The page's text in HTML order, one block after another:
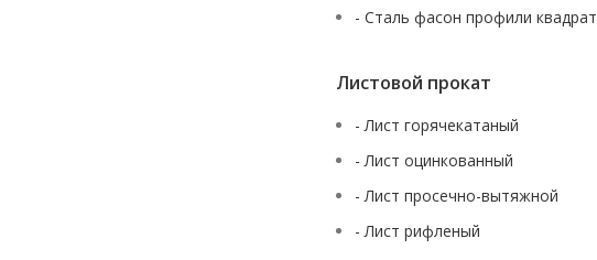
- Сталь фасон профили квадрат
Листовой прокат
- Лист горячекатаный
- Лист оцинкованный
- Лист просечно-вытяжной
- Лист рифленый